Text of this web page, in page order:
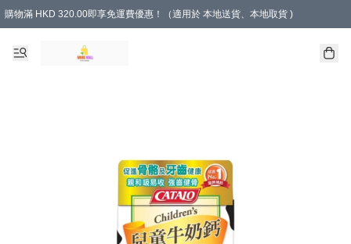
購物滿 HKD 320.00即享免運費優惠！（適用於 本地送貨、本地取貨 )